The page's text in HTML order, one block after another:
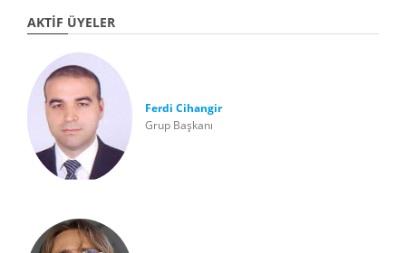
AKTIF ÜYELER
Ferdi Cihangir
Grup Başkanı